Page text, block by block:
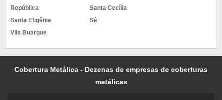
República
Santa Cecília
Santa Efigênia
Sé
Vila Buarque
Cobertura Metálica - Dezenas de empresas de coberturas
metálicas